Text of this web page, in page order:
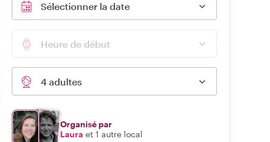
Sélectionner la date
Heure de début
4 adultes
Organisé par
Laura et 1 autre local